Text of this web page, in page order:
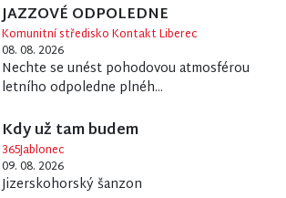
JAZZOVÉ ODPOLEDNE
Komunitní středisko Kontakt Liberec
08. 08. 2026
Nechte se unést pohodovou atmosférou
letního odpoledne plnéh...
Kdy už tam budem
365Jablonec
09. 08. 2026
Jizerskohorský šanzon